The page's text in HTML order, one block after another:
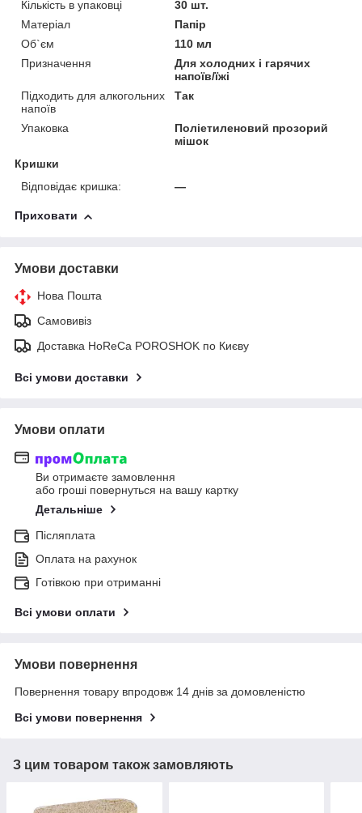
Кількість в упаковці
30 шт.
Матеріал
Папір
Об`єм
110 мл
Призначення
Для холодних і гарячих
напоїв/їжі
Підходить для алкогольних
напоїв
Так
Упаковка
Поліетиленовий прозорий
мішок
Кришки
Відповідає кришка:
—
Приховати
Умови доставки
Нова Пошта
Самовивіз
Доставка HoReCa POROSHOK по Києву
Всі умови доставки
Умови оплати
Ви отримаєте замовлення
або гроші повернуться на вашу картку
Детальніше
Післяплата
Оплата на рахунок
Готівкою при отриманні
Всі умови оплати
Умови повернення
Повернення товару впродовж 14 днів за домовленістю
Всі умови повернення
З цим товаром також замовляють